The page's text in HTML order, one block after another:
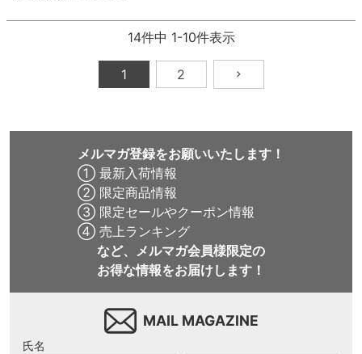
14件中 1-10件表示
1 2
メルマガ登録をお願いいたします！
① 最新入荷情報
② 限定商品情報
③ 限定セールやクーポン情報
④ 売上ランキング
など、メルマガ会員様限定の
お得な情報をお届けします！
MAIL MAGAZINE
氏名